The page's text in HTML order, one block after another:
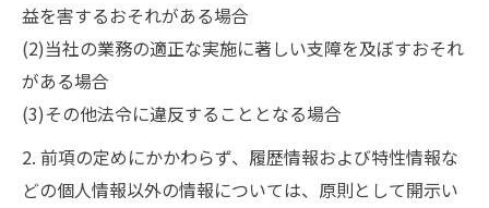
益を害するおそれがある場合
(2)当社の業務の適正な実施に著しい支障を及ぼすおそれ
がある場合
(3)その他法令に違反することとなる場合
2. 前項の定めにかかわらず、履歴情報および特性情報な
どの個人情報以外の情報については、原則として開示い